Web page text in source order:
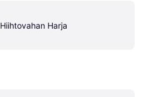
Hiihtovahan Harja